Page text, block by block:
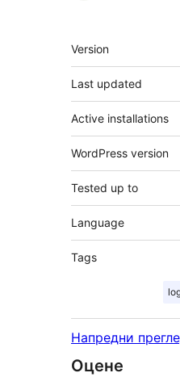
Мета
Version
Last updated
Active installations
WordPress version
Tested up to
Language
Tags
Напредни
Оцене